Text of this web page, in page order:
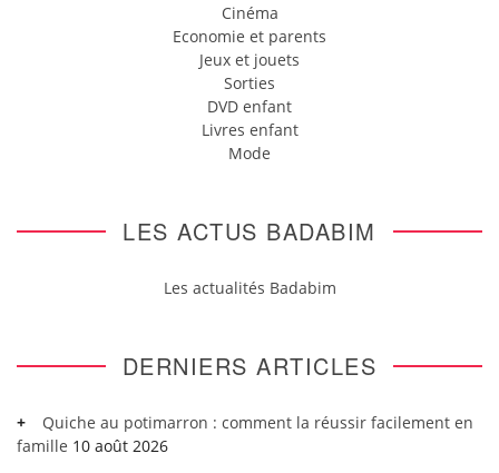
Cinéma
Economie et parents
Jeux et jouets
Sorties
DVD enfant
Livres enfant
Mode
LES ACTUS BADABIM
Les actualités Badabim
DERNIERS ARTICLES
Quiche au potimarron : comment la réussir facilement en
famille 10 août 2026